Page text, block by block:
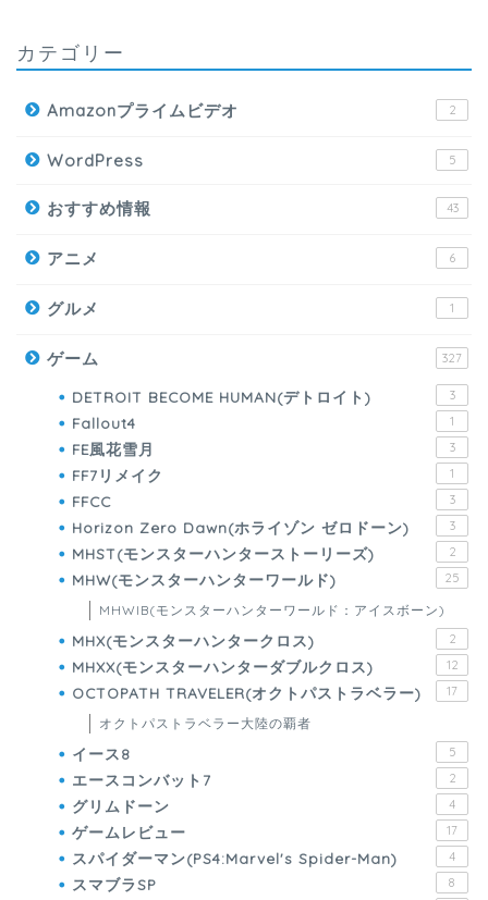
カテゴリー
Amazonプライムビデオ 2
WordPress 5
おすすめ情報 43
アニメ 6
グルメ 1
ゲーム 327
DETROIT BECOME HUMAN(デトロイト) 3
Fallout4 1
FE風花雪月 3
FF7リメイク 1
FFCC 3
Horizon Zero Dawn(ホライゾン ゼロドーン) 3
MHST(モンスターハンターストーリーズ) 2
MHW(モンスターハンターワールド) 25
MHWIB(モンスターハンターワールド：アイスボーン)
MHX(モンスターハンタークロス) 2
MHXX(モンスターハンターダブルクロス) 12
OCTOPATH TRAVELER(オクトパストラベラー) 17
オクトパストラベラー大陸の覇者
イース8 5
エースコンバット7 2
グリムドーン 4
ゲームレビュー 17
スパイダーマン(PS4:Marvel's Spider-Man) 4
スマブラSP 8